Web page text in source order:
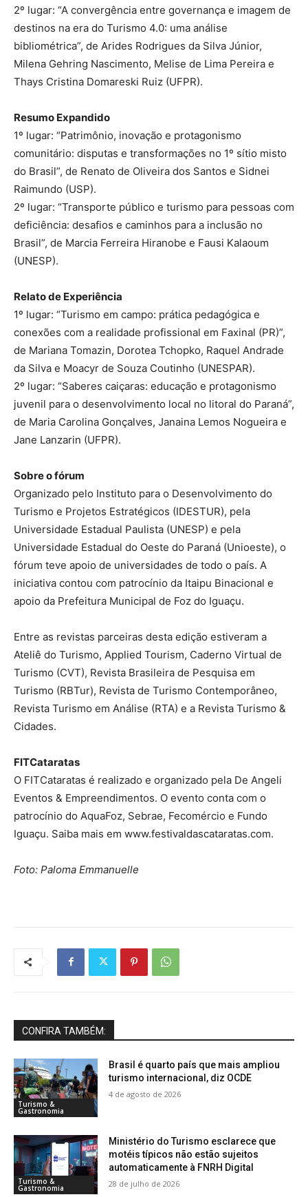
2º lugar: “A convergência entre governança e imagem de
destinos na era do Turismo 4.0: uma análise
bibliométrica”, de Arides Rodrigues da Silva Júnior,
Milena Gehring Nascimento, Melise de Lima Pereira e
Thays Cristina Domareski Ruiz (UFPR).
Resumo Expandido
1º lugar: “Patrimônio, inovação e protagonismo
comunitário: disputas e transformações no 1º sítio misto
do Brasil”, de Renato de Oliveira dos Santos e Sidnei
Raimundo (USP).
2º lugar: “Transporte público e turismo para pessoas com
deficiência: desafios e caminhos para a inclusão no
Brasil”, de Marcia Ferreira Hiranobe e Fausi Kalaoum
(UNESP).
Relato de Experiência
1º lugar: “Turismo em campo: prática pedagógica e
conexões com a realidade profissional em Faxinal (PR)”,
de Mariana Tomazin, Dorotea Tchopko, Raquel Andrade
da Silva e Moacyr de Souza Coutinho (UNESPAR).
2º lugar: “Saberes caiçaras: educação e protagonismo
juvenil para o desenvolvimento local no litoral do Paraná”,
de Maria Carolina Gonçalves, Janaina Lemos Nogueira e
Jane Lanzarin (UFPR).
Sobre o fórum
Organizado pelo Instituto para o Desenvolvimento do
Turismo e Projetos Estratégicos (IDESTUR), pela
Universidade Estadual Paulista (UNESP) e pela
Universidade Estadual do Oeste do Paraná (Unioeste), o
fórum teve apoio de universidades de todo o país. A
iniciativa contou com patrocínio da Itaipu Binacional e
apoio da Prefeitura Municipal de Foz do Iguaçu.
Entre as revistas parceiras desta edição estiveram a
Ateliê do Turismo, Applied Tourism, Caderno Virtual de
Turismo (CVT), Revista Brasileira de Pesquisa em
Turismo (RBTur), Revista de Turismo Contemporâneo,
Revista Turismo em Análise (RTA) e a Revista Turismo &
Cidades.
FITCataratas
O FITCataratas é realizado e organizado pela De Angeli
Eventos & Empreendimentos. O evento conta com o
patrocínio do AquaFoz, Sebrae, Fecomércio e Fundo
Iguaçu. Saiba mais em www.festivaldascataratas.com.
Foto: Paloma Emmanuelle
CONFIRA TAMBÉM:
Turismo &
Gastronomia
Brasil é quarto país que mais ampliou
turismo internacional, diz OCDE
4 de agosto de 2026
Turismo &
Gastronomia
Ministério do Turismo esclarece que
motéis típicos não estão sujeitos
automaticamente à FNRH Digital
28 de julho de 2026